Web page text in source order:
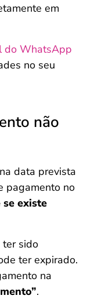
em
do WhatsApp
no seu
não
data prevista
pagamento no
existe
ter sido
ter expirado.
na
.